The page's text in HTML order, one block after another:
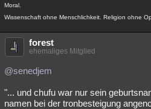
Moral.
Wissenschaft ohne Menschlichkeit. Religion ohne
forest
ehemaliges Mitglied
@senedjem
"... und chufu war nur sein
namen bei der tronbesteigung